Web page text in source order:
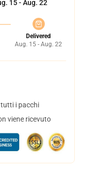
15 - Aug. 22
Delivered
Aug. 15 - Aug. 22
i pacchi
viene ricevuto